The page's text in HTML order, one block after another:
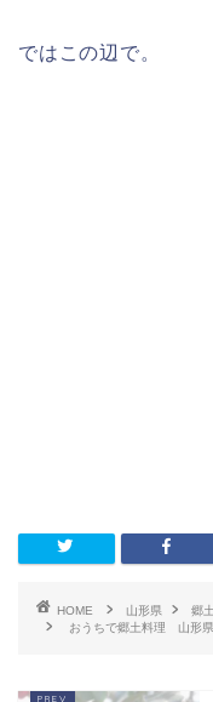
ではこの辺で。
HOME 山形県
郷
おうちで郷土料理 山形